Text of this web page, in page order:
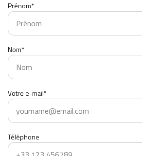
Prénom*
Nom*
Votre e-mail*
Téléphone